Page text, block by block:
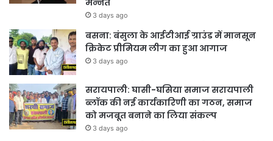
3 days ago
बसना: बंसुला के आईटीआई ग्राउंड में मानसून
क्रिकेट प्रीमियम लीग का हुआ आगाज
3 days ago
सरायपाली: घासी-घसिया समाज सरायपाली
ब्लॉक की नई कार्यकारिणी का गठन, समाज
को मजबूत बनाने का लिया संकल्प
3 days ago